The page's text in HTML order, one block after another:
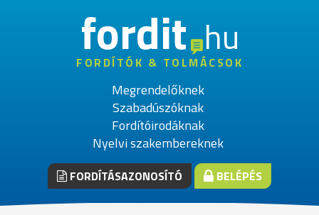
fordithu
FORDÍTÓK & TOLMÁCSOK
Megrendelőknek
Szabadúszóknak
Fordítóirodáknak
Nyelvi szakembereknek
FORDÍTÁSAZONOSÍTÓ BELÉPÉS